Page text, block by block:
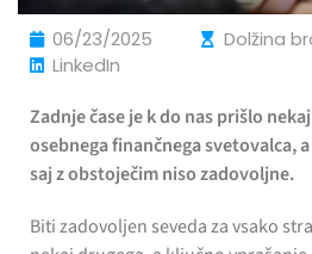
06/23/2025 Dolžina
LinkedIn
Zadnje čase je k do nas prišlo
osebnega finančnega svetovalca,
saj z obstoječim niso zadovoljne.
Biti zadovoljen seveda za vsako